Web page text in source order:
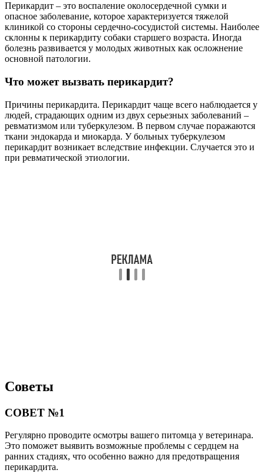
Перикардит – это воспаление околосердечной сумки и
опасное заболевание, которое характеризуется тяжелой
клиникой со стороны сердечно-сосудистой системы. Наиболее
склонны к перикардиту собаки старшего возраста. Иногда
болезнь развивается у молодых животных как осложнение
основной патологии.
Что может вызвать перикардит?
Причины перикардита. Перикардит чаще всего наблюдается у
людей, страдающих одним из двух серьезных заболеваний –
ревматизмом или туберкулезом. В первом случае поражаются
ткани эндокарда и миокарда. У больных туберкулезом
перикардит возникает вследствие инфекции. Случается это и
при ревматической этиологии.
Советы
СОВЕТ №1
Регулярно проводите осмотры вашего питомца у ветеринара.
Это поможет выявить возможные проблемы с сердцем на
ранних стадиях, что особенно важно для предотвращения
перикардита.